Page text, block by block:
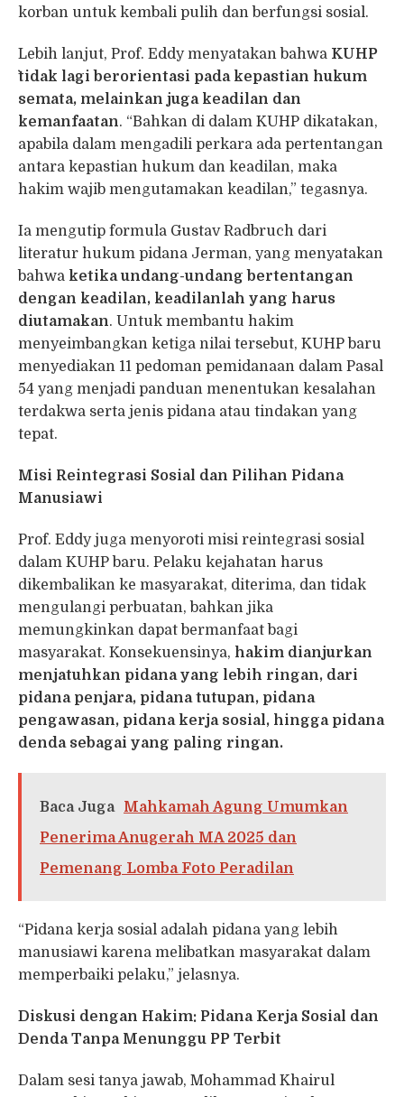
korban untuk kembali pulih dan berfungsi sosial.
Lebih lanjut, Prof. Eddy menyatakan bahwa KUHP
`tidak lagi berorientasi pada kepastian hukum
semata, melainkan juga keadilan dan
kemanfaatan. “Bahkan di dalam KUHP dikatakan,
apabila dalam mengadili perkara ada pertentangan
antara kepastian hukum dan keadilan, maka
hakim wajib mengutamakan keadilan,” tegasnya.
Ia mengutip formula Gustav Radbruch dari
literatur hukum pidana Jerman, yang menyatakan
bahwa ketika undang-undang bertentangan
dengan keadilan, keadilanlah yang harus
diutamakan. Untuk membantu hakim
menyeimbangkan ketiga nilai tersebut, KUHP baru
menyediakan 11 pedoman pemidanaan dalam Pasal
54 yang menjadi panduan menentukan kesalahan
terdakwa serta jenis pidana atau tindakan yang
tepat.
Misi Reintegrasi Sosial dan Pilihan Pidana
Manusiawi
Prof. Eddy juga menyoroti misi reintegrasi sosial
dalam KUHP baru. Pelaku kejahatan harus
dikembalikan ke masyarakat, diterima, dan tidak
mengulangi perbuatan, bahkan jika
memungkinkan dapat bermanfaat bagi
masyarakat. Konsekuensinya, hakim dianjurkan
menjatuhkan pidana yang lebih ringan, dari
pidana penjara, pidana tutupan, pidana
pengawasan, pidana kerja sosial, hingga pidana
denda sebagai yang paling ringan.
Baca Juga
Mahkamah Agung Umumkan
Penerima Anugerah MA 2025 dan
Pemenang Lomba Foto Peradilan
“Pidana kerja sosial adalah pidana yang lebih
manusiawi karena melibatkan masyarakat dalam
memperbaiki pelaku,” jelasnya.
Diskusi dengan Hakim: Pidana Kerja Sosial dan
Denda Tanpa Menunggu PP Terbit
Dalam sesi tanya jawab, Mohammad Khairul